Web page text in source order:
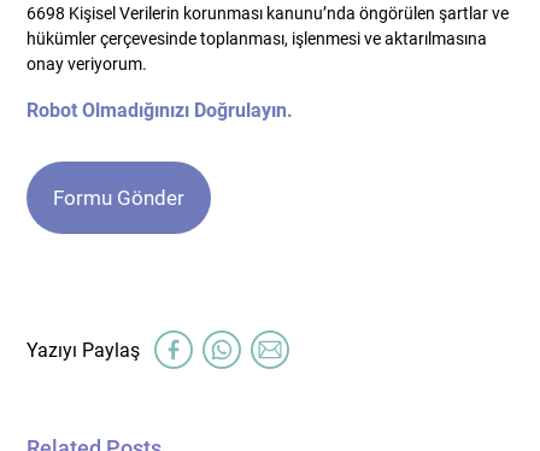
6698 Kişisel Verilerin korunması kanunu’nda öngörülen şartlar ve
hükümler çerçevesinde toplanması, işlenmesi ve aktarılmasına
onay veriyorum.
Robot Olmadığınızı Doğrulayın.